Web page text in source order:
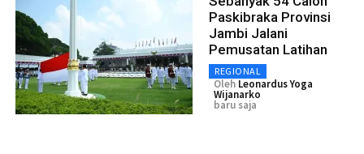
Paskibraka Provinsi
Jambi Jalani
Pemusatan Latihan
REGIONAL
Oleh Leonardus Yoga
Wijanarko
baru saja